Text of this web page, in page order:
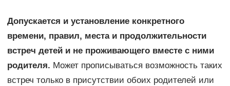
Допускается и установление конкретного
времени, правил, места и продолжительности
встреч детей и не проживающего вместе с ними
родителя. Может прописываться возможность таких
встреч только в присутствии обоих родителей или